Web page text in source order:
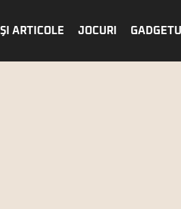
ARTICOLE JOCURI